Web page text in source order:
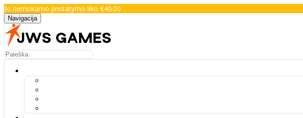
Iki nemokamo pristatymo liko €40.00
Navigacija